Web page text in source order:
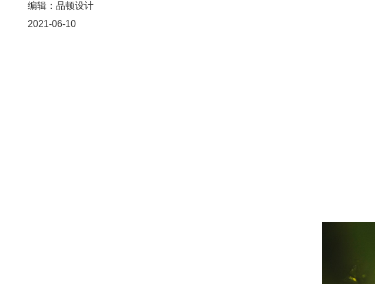
编辑：品顿设计
2021-06-10